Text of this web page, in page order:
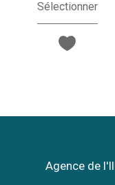
Sélectionner
Agence de